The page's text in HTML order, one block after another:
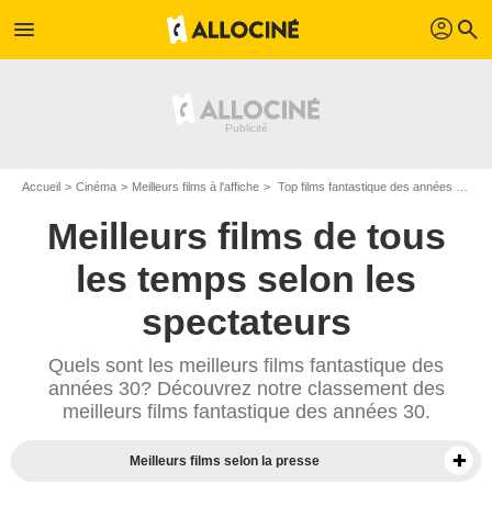
menu profil search
Accueil Cinéma Meilleurs films à l'affiche Top films fantastique des années 1930
Meilleurs films de tous
les temps selon les
spectateurs
Quels sont les meilleurs films fantastique des
années 30? Découvrez notre classement des
meilleurs films fantastique des années 30.
Meilleurs films selon la presse